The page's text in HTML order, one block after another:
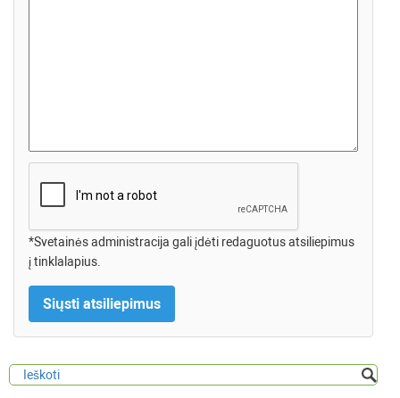
*Svetainės administracija gali įdėti redaguotus atsiliepimus
į tinklalapius.